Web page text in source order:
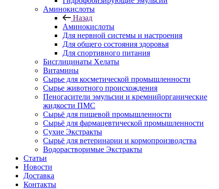
Аминокислоты
Назад
Аминокислоты
Для нервной системы и настроения
Для общего состояния здоровья
Для спортивного питания
Бисглицинаты Хелаты
Витамины
Сырье для косметической промышленности
Сырье животного происхождения
Пеногасители эмульсии и кремнийорганические
жидкости ПМС
Сырьё для пищевой промышленности
Сырьё для фармацевтической промышленности
Сухие Экстракты
Сырьё для ветеринарии и кормопроизводства
Водорастворимые Экстракты
Статьи
Новости
Доставка
Контакты